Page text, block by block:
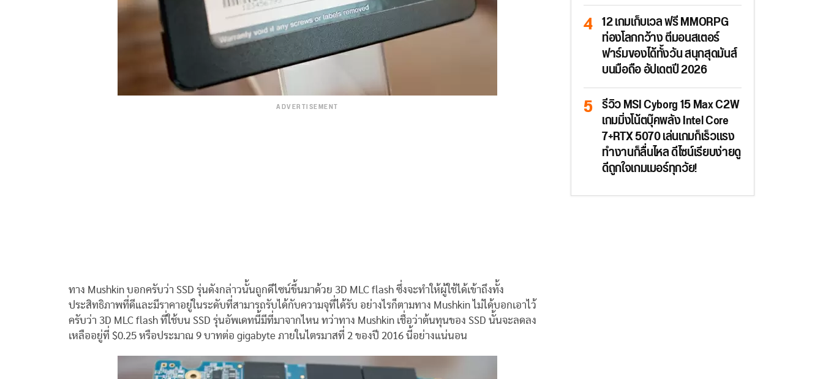
ADVERTISEMENT
ทาง Mushkin บอกครับว่า SSD รุ่นดังกล่าวนั้นถูกดีไซน์ขึ้นมาด้วย 3D MLC flash ซึ่งจะทำให้ผู้ใช้ได้เข้าถึงทั้ง
ประสิทธิภาพที่ดีและมีราคาอยู่ในระดับที่สามารถรับได้กับความจุที่ได้รับ อย่างไรก็ตามทาง Mushkin ไม่ได้บอกเอาไว้
ครับว่า 3D MLC flash ที่ใช้บน SSD รุ่นอัพเดทนี้มีที่มาจากไหน ทว่าทาง Mushkin เชื่อว่าต้นทุนของ SSD นั้นจะลดลง
เหลืออยู่ที่ $0.25 หรือประมาณ 9 บาทต่อ gigabyte ภายในไตรมาสที่ 2 ของปี 2016 นี้อย่างแน่นอน
12 เกมเก็บเวล ฟรี MMORPG
ท่องโลกกว้าง ตีมอนสเตอร์
ฟาร์มของได้ทั้งวัน สนุกสุดมันส์
บนมือถือ อัปเดตปี 2026
รีวิว MSI Cyborg 15 Max C2W
เกมมิ่งโน้ตบุ๊คพลัง Intel Core
7+RTX 5070 เล่นเกมก็เร็วแรง
ทำงานก็ลื่นไหล ดีไซน์เรียบง่ายดู
ดีถูกใจเกมเมอร์ทุกวัย!